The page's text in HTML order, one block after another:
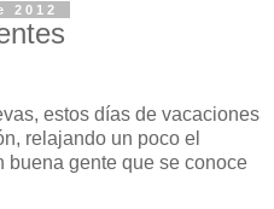
2012
estos días de vacaciones
relajando un poco el
buena gente que se conoce